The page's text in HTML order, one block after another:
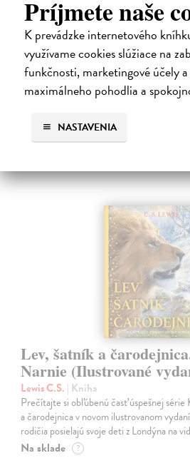
Príjmete naše
K prevádzke internetového
využívame cookies slúžiace na
funkčnosti, marketingové účely a
maximálneho pohodlia a
NASTAVENIA
Alica a hmyz
Dúbravský Andrej| Kniha
Alica je zvedavá mačka, ktorá býva so
fascinovaní ríšou hmyzu.
Na sklade ?
28,90 € ?
Lev, šatník a
Narnie (Ilustrované
Lewis C.S. | Kniha
Prečítajte si obľúbenú časť úspešnej
a čarodejnica v novom ilustrovanom
rodičia posielajú svoje deti z Londýna na
Na sklade ?